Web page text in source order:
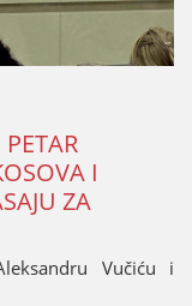
I
ZA
Vučiću i